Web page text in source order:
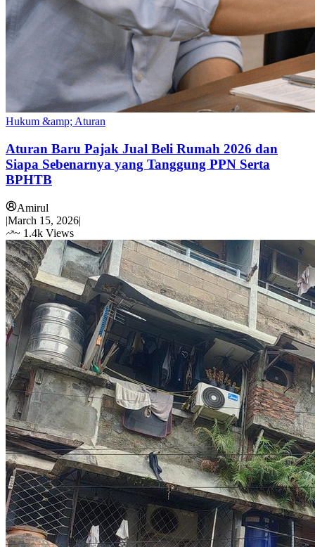
Hukum &amp; Aturan
Aturan Baru Pajak Jual Beli Rumah 2026 dan
Siapa Sebenarnya yang Tanggung PPN Serta
BPHTB
Amirul
|March 15, 2026|
~ 1.4k Views